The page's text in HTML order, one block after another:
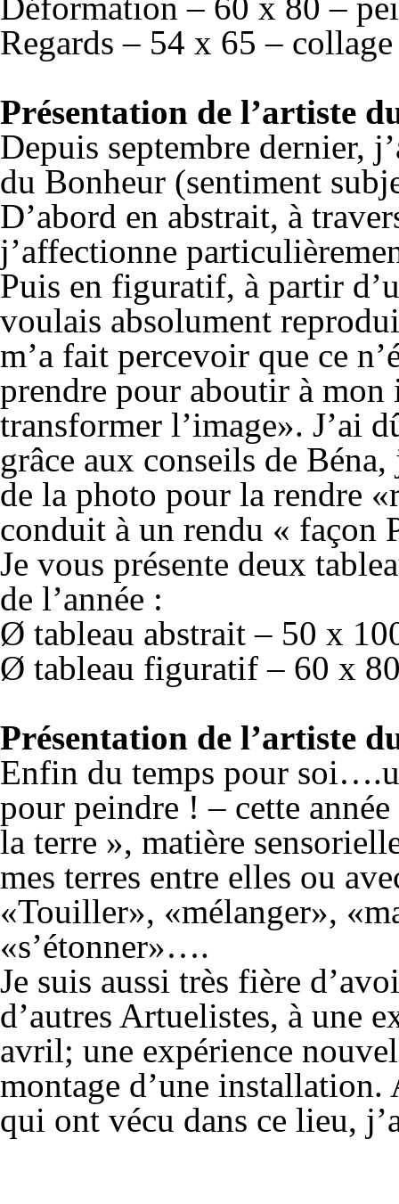
Regards – 54 x 65 –
Présentation de l’artiste
Depuis septembre dernier,
du Bonheur (sentiment
D’abord en abstrait, à
j’affectionne
Puis en figuratif, à partir
voulais absolument
m’a fait percevoir que ce
prendre pour aboutir à
transformer l’image». J’ai
grâce aux conseils de
de la photo pour la rendre
conduit à un rendu « façon
Je vous présente deux
de l’année :
Ø tableau abstrait – 50 x
Ø tableau figuratif – 60 x
Présentation de l’artiste
Enfin du temps pour
pour peindre ! – cette
la terre », matière
mes terres entre elles ou
«Touiller», «mélanger»,
«s’étonner»….
Je suis aussi très fière
d’autres Artuelistes, à une
avril; une expérience
montage d’une
qui ont vécu dans ce lieu,